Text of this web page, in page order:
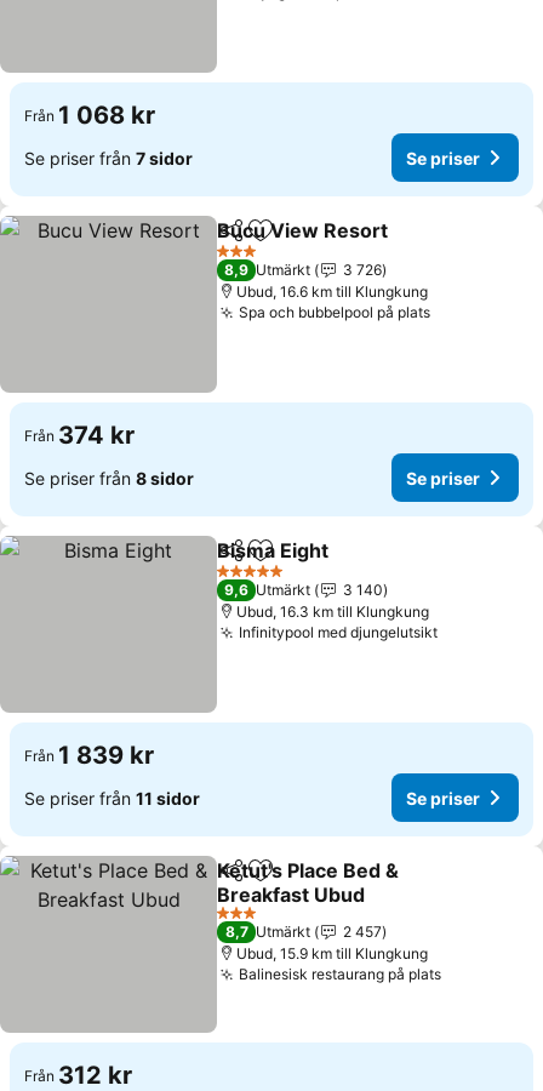
Från 1 068 kr
Se priser från 7 sidor Se priser
Dela Lägg till i Mina Favoriter
Bucu View Resort
3 Stjärnor
8,9 Utmärkt
3 726
Ubud, 16.6 km till Klungkung
Spa och bubbelpool på platsSe priser
Från 374 kr
Se priser från 8 sidor Se priser
Dela Lägg till i Mina Favoriter
Bisma Eight
5 Stjärnor
9,6 Utmärkt
3 140
Ubud, 16.3 km till Klungkung
Infinitypool med djungelutsiktSe priser
Från 1 839 kr
Se priser från 11 sidor Se priser
Dela Lägg till i Mina Favoriter
Ketut's Place Bed &
Breakfast Ubud
Se priser
3 Stjärnor
8,7 Utmärkt
2 457
Ubud, 15.9 km till Klungkung
Balinesisk restaurang på platsSe priser
Från 312 kr